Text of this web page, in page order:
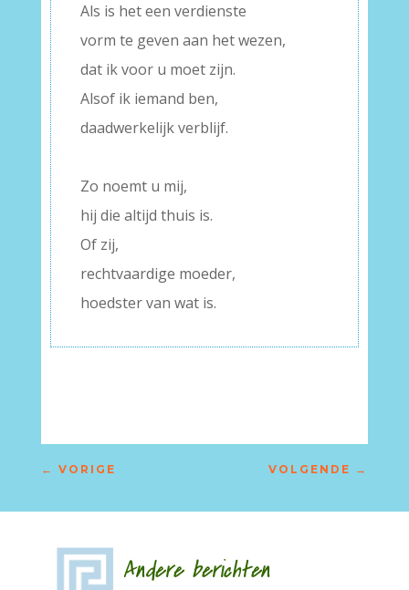
Als is het een verdienste
vorm te geven aan het wezen,
dat ik voor u moet zijn.
Alsof ik iemand ben,
daadwerkelijk verblijf.
Zo noemt u mij,
hij die altijd thuis is.
Of zij,
rechtvaardige moeder,
hoedster van wat is.
← VORIGE VOLGENDE →
Andere berichten